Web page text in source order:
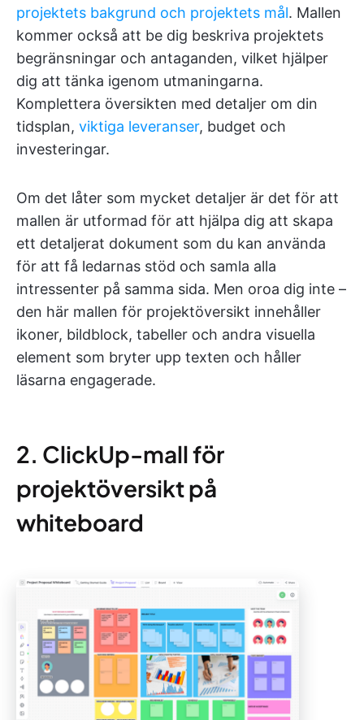
projektets bakgrund och projektets mål. Mallen
kommer också att be dig beskriva projektets
begränsningar och antaganden, vilket hjälper
dig att tänka igenom utmaningarna.
Komplettera översikten med detaljer om din
tidsplan, viktiga leveranser, budget och
investeringar.
Om det låter som mycket detaljer är det för att
mallen är utformad för att hjälpa dig att skapa
ett detaljerat dokument som du kan använda
för att få ledarnas stöd och samla alla
intressenter på samma sida. Men oroa dig inte –
den här mallen för projektöversikt innehåller
ikoner, bildblock, tabeller och andra visuella
element som bryter upp texten och håller
läsarna engagerade.
2. ClickUp-mall för
projektöversikt på
whiteboard